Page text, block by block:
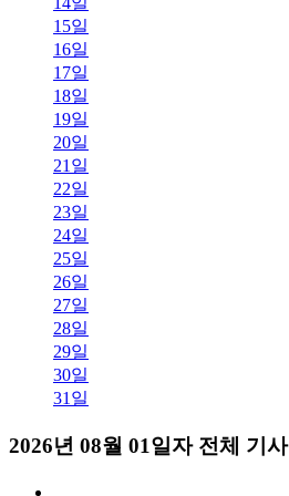
15일
16일
17일
18일
19일
20일
21일
22일
23일
24일
25일
26일
27일
28일
29일
30일
31일
2026년 08월 01일자 전체 기사